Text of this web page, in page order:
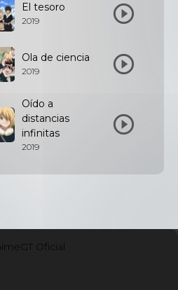
El tesoro
2019
Ola de ciencia
2019
Oído a
distancias
infinitas
2019